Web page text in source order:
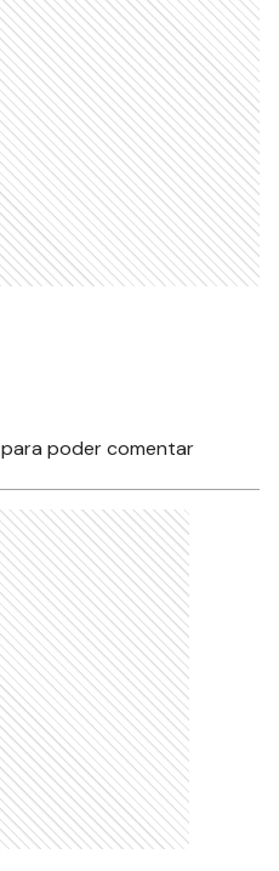
para poder comentar